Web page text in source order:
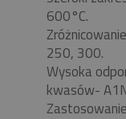
600°C.
250, 300.
Wysoka
kwasów-